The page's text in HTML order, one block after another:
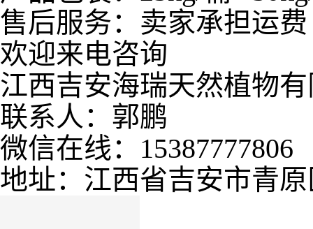
售后服务：卖家承担运
欢迎来电咨询
江西吉安海瑞天然植物
联系人：郭鹏
微信在线：15387777806
地址：江西省吉安市青